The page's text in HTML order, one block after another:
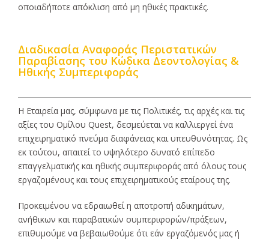
οποιαδήποτε απόκλιση από μη ηθικές πρακτικές.
Διαδικασία Αναφοράς Περιστατικών
Παραβίασης του Κώδικα Δεοντολογίας &
Ηθικής Συμπεριφοράς
Η Eταιρεία μας, σύμφωνα με τις Πολιτικές, τις αρχές και τις
αξίες του Ομίλου Quest, δεσμεύεται να καλλιεργεί ένα
επιχειρηματικό πνεύμα διαφάνειας και υπευθυνότητας. Ως
εκ τούτου, απαιτεί το υψηλότερο δυνατό επίπεδο
επαγγελματικής και ηθικής συμπεριφοράς από όλους τους
εργαζομένους και τους επιχειρηματικούς εταίρους της.
Προκειμένου να εδραιωθεί η αποτροπή αδικημάτων,
ανήθικων και παραβατικών συμπεριφορών/πράξεων,
επιθυμούμε να βεβαιωθούμε ότι εάν εργαζόμενός μας ή